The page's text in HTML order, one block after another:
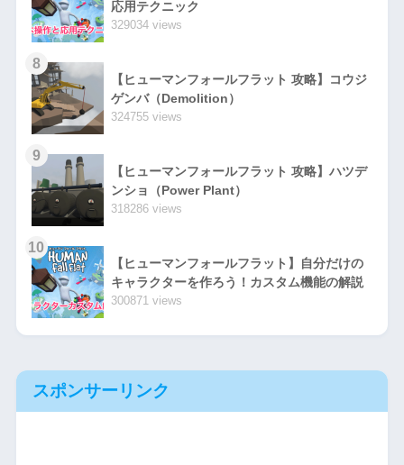
応用テクニック
329034 views
8
【ヒューマンフォールフラット 攻略】コウジ
ゲンバ（Demolition）
324755 views
9
【ヒューマンフォールフラット 攻略】ハツデ
ンショ（Power Plant）
318286 views
10
【ヒューマンフォールフラット】自分だけの
キャラクターを作ろう！カスタム機能の解説
300871 views
スポンサーリンク